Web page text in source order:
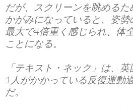
だが、スクリーンを眺める
かがみになっていると、姿
最大で4倍重く感じられ、体
ことになる。
「テキスト・ネック」は、
1人がかかっている反復運動
だ。